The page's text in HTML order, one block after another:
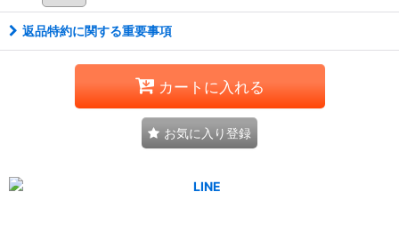
返品特約に関する重要事項
カートに入れる
お気に入り登録